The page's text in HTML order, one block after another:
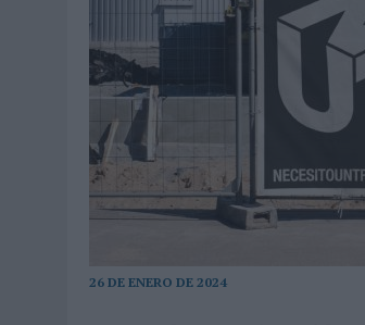
06/08/2026 | LA TELEVISIÓN SIGUE
06/08/2026
EL USO DE LA IA GENERATIVA
06/08/2026 | SYSTEM1 NOMBRA A KIMBERLY
06/08/2026
FRIGO Y UNIQLO LANZAN UNA
06/08/2026
LA IA ESTÁ SUBIENDO EL
05/08/2026 | BEON WORLDWIDE LANZA RAÍZ
FABRA COMUNICACIÓN
05/08/2026 | LOPESAN HOTELS & RESORTS
26 DE ENERO DE 2024